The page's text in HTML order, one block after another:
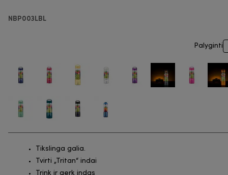
NBP003LBL
Palyginti
Tikslinga galia.
Tvirti „Tritan“ indai
Trink ir gerk indas